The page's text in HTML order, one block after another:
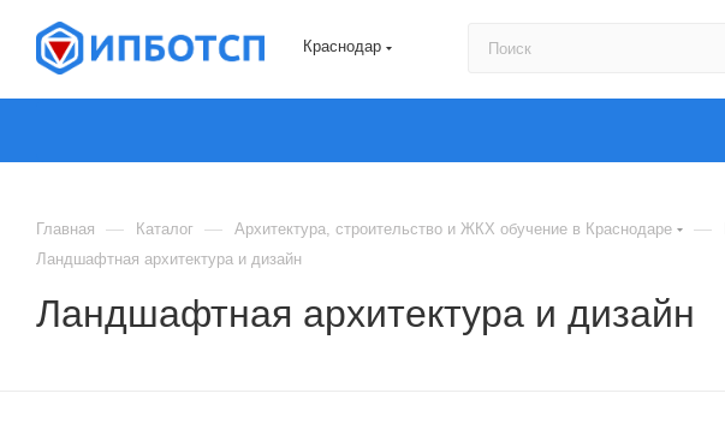
Краснодар
Главная — Каталог — Архитектура, строительство и ЖКХ обучение в Краснодаре —
Ландшафтная архитектура и дизайн
Ландшафтная архитектура и дизайн